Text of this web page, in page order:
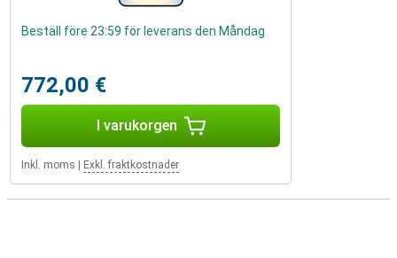
Beställ före 23:59 för leverans den Måndag
772,00 €
I varukorgen
Inkl. moms Exkl. fraktkostnader